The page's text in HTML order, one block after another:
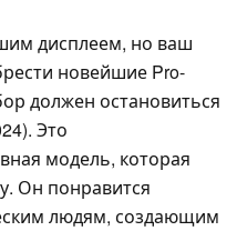
дисплеем, но ваш
новейшие Pro-
должен остановиться
Это
модель, которая
Он понравится
людям, создающим